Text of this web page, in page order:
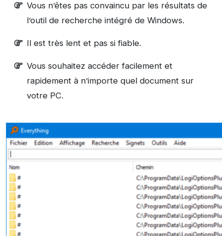
Vous n’êtes pas convaincu par les résultats de
l’outil de recherche intégré de Windows.
Il est très lent et pas si fiable.
Vous souhaitez accéder facilement et
rapidement à n’importe quel document sur
votre PC.